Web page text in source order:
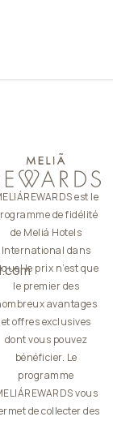
est le
de fidélité
de Meliá Hotels
International dans
le prix n’est que
le premier des
avantages
et offres exclusives
dont vous pouvez
bénéficier. Le
programme
vous
de collecter des